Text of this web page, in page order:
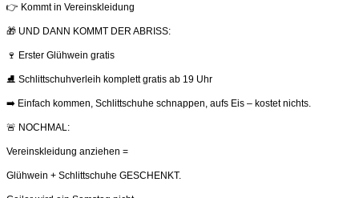
👉 Kommt in Vereinskleidung
🎁 UND DANN KOMMT DER ABRISS:
🍷 Erster Glühwein gratis
⛸️ Schlittschuhverleih komplett gratis ab 19 Uhr
➡️ Einfach kommen, Schlittschuhe schnappen, aufs Eis – kostet nichts.
🚨 NOCHMAL:
Vereinskleidung anziehen =
Glühwein + Schlittschuhe GESCHENKT.